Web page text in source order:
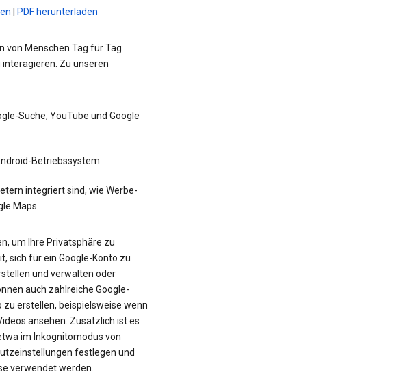
PDF herunterladen
von Menschen Tag für Tag
Zu unseren
Suche, YouTube und Google
Betriebssystem
integriert sind, wie Werbe-
Maps
um Ihre Privatsphäre zu
sich für ein Google-Konto zu
und verwalten oder
auch zahlreiche Google-
erstellen, beispielsweise wenn
ansehen. Zusätzlich ist es
im Inkognitomodus von
festlegen und
verwendet werden.